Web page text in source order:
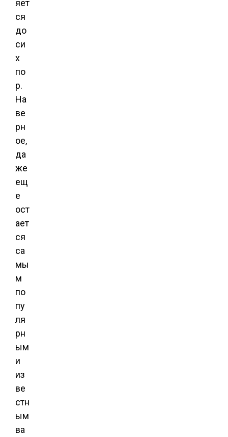
яет
ся
до
си
х
по
р.
На
ве
рн
ое,
да
же
ещ
е
ост
ает
ся
са
мы
м
по
пу
ля
рн
ым
и
из
ве
стн
ым
ва